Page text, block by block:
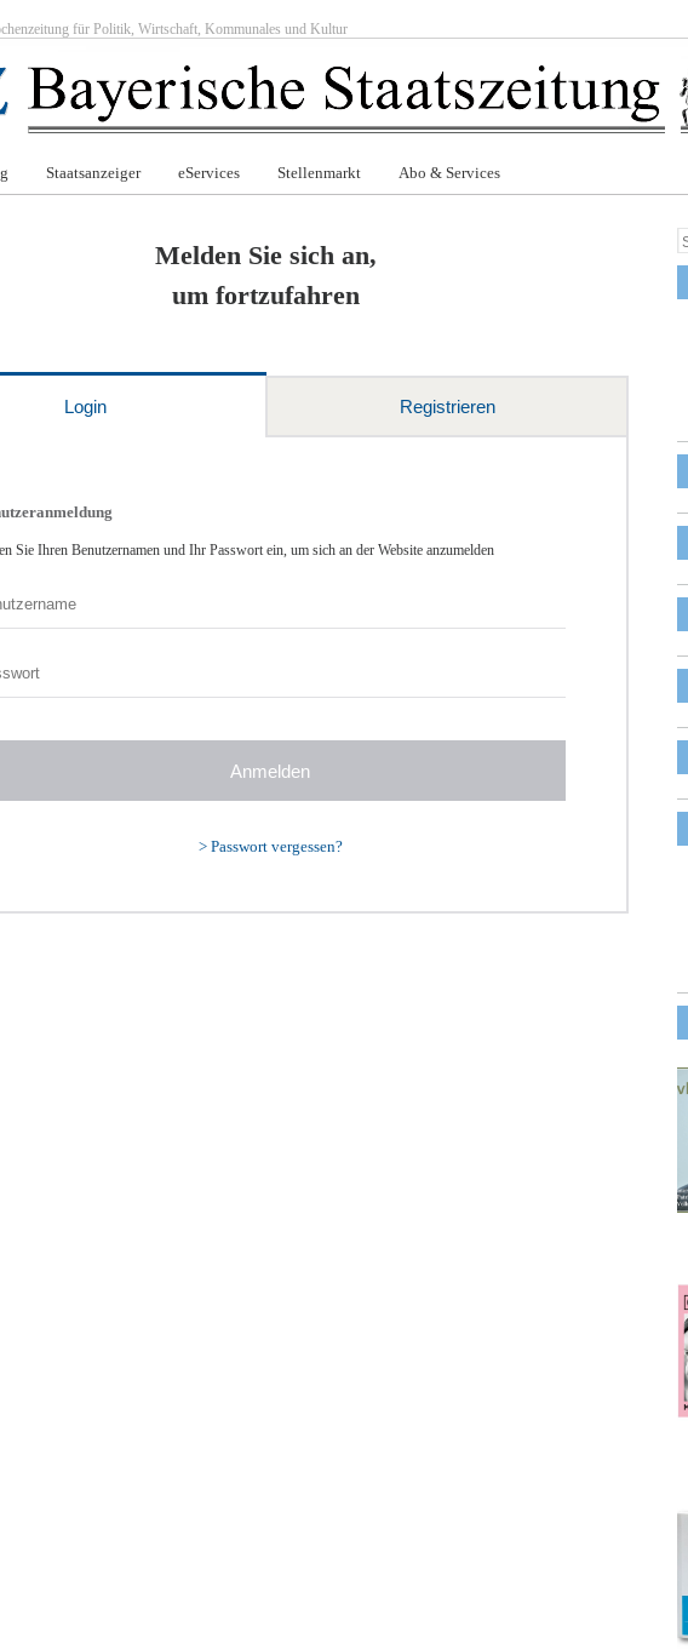
für Politik, Wirtschaft, Kommunales und Kultur
Staatsanzeiger eServices Stellenmarkt Abo & Services
Melden Sie sich an,
um fortzufahren
Login Registrieren
Sie Ihren Benutzernamen und Ihr Passwort ein, um sich an der Website anzumelden
> Passwort vergessen?